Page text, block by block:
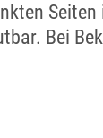
Bei